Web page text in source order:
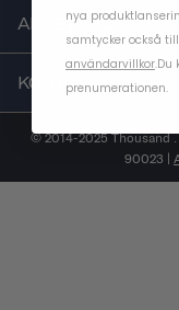
ARBETA HOS OSS
KONTAKTA OSS
© 2014-2025 Thousand .
90023 |
nya
samtycker också
användarvillkor.Du
prenumerationen.